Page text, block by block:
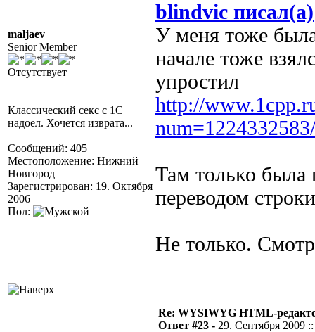
maljaev
Senior Member
Отсутствует
Классический секс с 1С
надоел. Хочется изврата...
Сообщений: 405
Местоположение: Нижний
Новгород
Зарегистрирован: 19. Октября
2006
Пол:
blindvic писал(а)
У меня тоже
начале тоже
упростил
http://
Там только
переводом
Не только.
Re: WYSIWYG HTML-
Ответ #23 - 29. Сентября 2009